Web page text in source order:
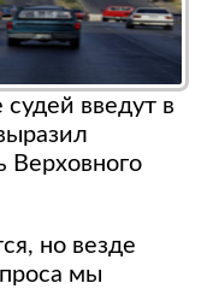
введут в
Верховного
но везде
мы